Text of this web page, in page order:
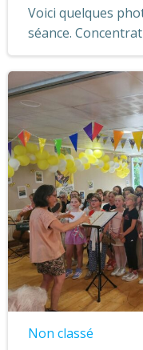
Voici quelques
séance.
Non classé